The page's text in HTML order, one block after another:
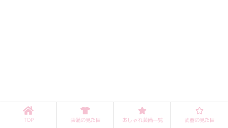
TOP 装備の見た目 おしゃれ装備一覧 武器の見た目